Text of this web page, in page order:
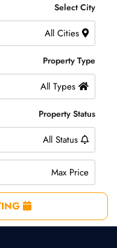
Select City
All Cities
Property Type
All Types
Property Status
All Status
Max Price
BOOK A MEETING